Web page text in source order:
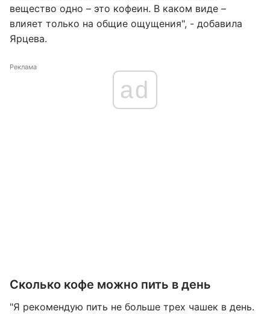
вещество одно – это кофеин. В каком виде –
влияет только на общие ощущения", - добавила
Ярцева.
Реклама
ad
Сколько кофе можно пить в день
"Я рекомендую пить не больше трех чашек в день.